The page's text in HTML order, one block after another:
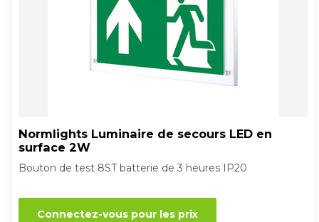
Normlights Luminaire de secours LED en
surface 2W
Bouton de test 8ST batterie de 3 heures IP20
Connectez-vous pour les prix